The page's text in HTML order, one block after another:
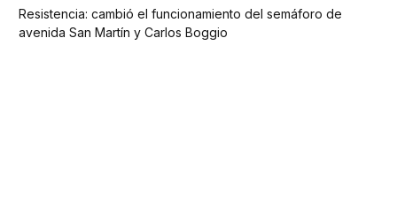
Resistencia: cambió el funcionamiento del semáforo de
avenida San Martín y Carlos Boggio